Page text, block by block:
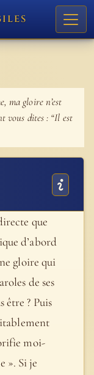
ma gloire n’est
vous dites : “Il est
que
d’abord
gloire qui
de ses
être ? Puis
moi-
». Si je